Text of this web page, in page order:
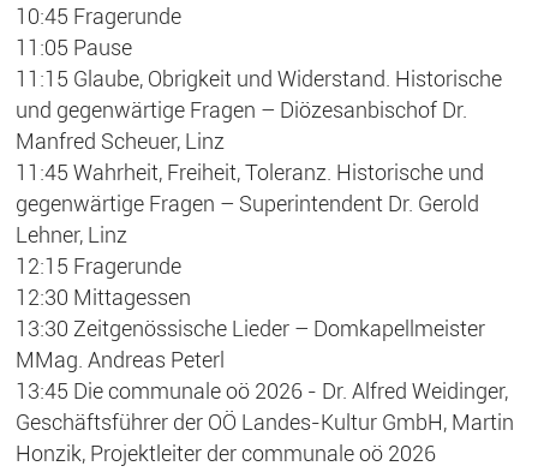
10:45 Fragerunde
11:05 Pause
11:15 Glaube, Obrigkeit und Widerstand. Historische
und gegenwärtige Fragen – Diözesanbischof Dr.
Manfred Scheuer, Linz
11:45 Wahrheit, Freiheit, Toleranz. Historische und
gegenwärtige Fragen – Superintendent Dr. Gerold
Lehner, Linz
12:15 Fragerunde
12:30 Mittagessen
13:30 Zeitgenössische Lieder – Domkapellmeister
MMag. Andreas Peterl
13:45 Die communale oö 2026 - Dr. Alfred Weidinger,
Geschäftsführer der OÖ Landes-Kultur GmbH, Martin
Honzik, Projektleiter der communale oö 2026